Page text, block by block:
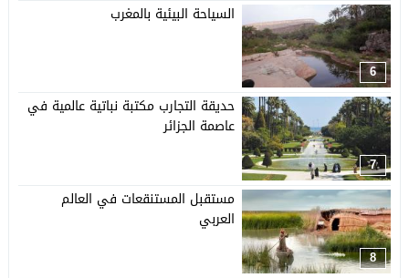
6
السياحة البيئية بالمغرب
7
حديقة التجارب مكتبة نباتية عالمية في
عاصمة الجزائر
8
مستقبل المستنقعات في العالم
العربي